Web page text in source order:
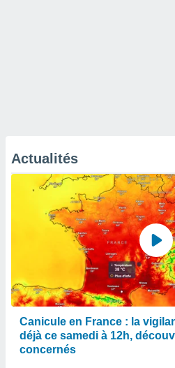
Actualités
Canicule en France : la
déjà ce samedi à 12h,
concernés